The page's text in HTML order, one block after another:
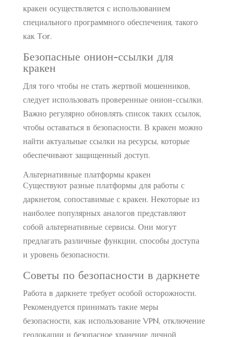
кракен осуществляется с использованием
специального программного обеспечения, такого
как Tor.
Безопасные онион-ссылки для
кракен
Для того чтобы не стать жертвой мошенников,
следует использовать проверенные онион-ссылки.
Важно регулярно обновлять список таких ссылок,
чтобы оставаться в безопасности. В кракен можно
найти актуальные ссылки на ресурсы, которые
обеспечивают защищенный доступ.
Альтернативные платформы кракен
Существуют разные платформы для работы с
даркнетом, сопоставимые с кракен. Некоторые из
наиболее популярных аналогов представляют
собой альтернативные сервисы. Они могут
предлагать различные функции, способы доступа
и уровень безопасности.
Советы по безопасности в даркнете
Работа в даркнете требует особой осторожности.
Рекомендуется принимать такие меры
безопасности, как использование VPN, отключение
геолокации и безопасное хранение личной